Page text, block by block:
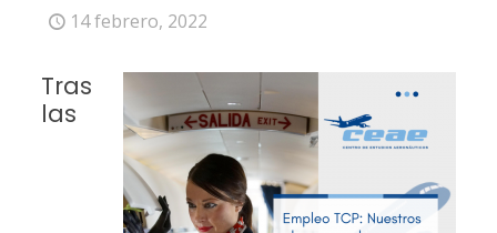
14 febrero, 2022
Tras
las